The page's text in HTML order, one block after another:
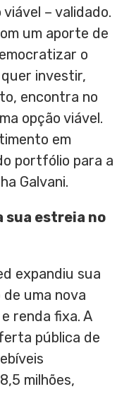
– validado.
um aporte de
o
investir,
encontra no
opção viável.
em
portfólio para a
Galvani.
sua estreia no
expandiu sua
uma nova
renda fixa. A
pública de
milhões,